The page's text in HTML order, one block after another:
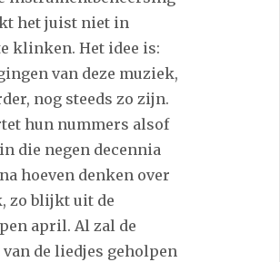
het juist niet in
klinken. Het idee is:
van deze muziek,
nog steeds zo zijn.
hun nummers alsof
die negen decennia
hoeven denken over
zo blijkt uit de
april. Al zal de
de liedjes geholpen